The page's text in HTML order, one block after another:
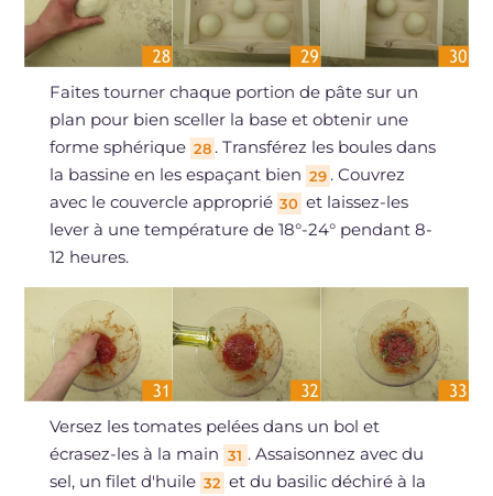
Faites tourner chaque portion de pâte sur un
plan pour bien sceller la base et obtenir une
forme sphérique 28 . Transférez les boules dans
la bassine en les espaçant bien 29 . Couvrez
avec le couvercle approprié 30 et laissez-les
lever à une température de 18°-24° pendant 8-
12 heures.
Versez les tomates pelées dans un bol et
écrasez-les à la main 31 . Assaisonnez avec du
sel, un filet d'huile 32 et du basilic déchiré à la